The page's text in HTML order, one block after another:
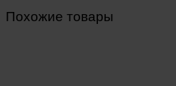
Похожие товары